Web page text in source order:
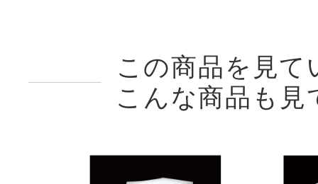
この商品を見て
こんな商品も見